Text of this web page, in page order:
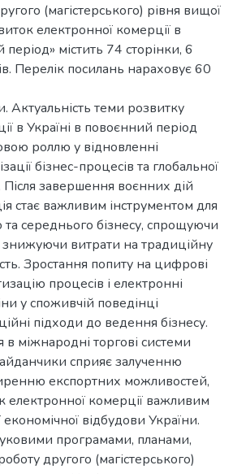
(магістерського) рівня вищої
електронної комерції в
містить 74 сторінки, 6
Перелік посилань нараховує 60
Актуальність теми розвитку
в Україні в повоєнний період
роллю у відновленні
бізнес-процесів та глобальної
Після завершення воєнних дій
стає важливим інструментом для
та середнього бізнесу, спрощуючи
знижуючи витрати на традиційну
Зростання попиту на цифрові
процесів і електронні
у споживчій поведінці
підходи до ведення бізнесу.
в міжнародні торгові системи
сприяє залученню
експортних можливостей,
електронної комерції важливим
економічної відбудови України.
програмами, планами,
другого (магістерського)